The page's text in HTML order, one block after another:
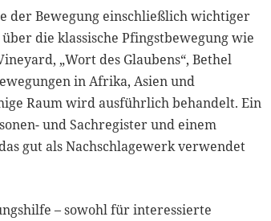
der Bewegung einschließlich wichtiger
die klassische Pfingstbewegung wie
„Wort des Glaubens“, Bethel
in Afrika, Asien und
Raum wird ausführlich behandelt. Ein
und Sachregister und einem
gut als Nachschlagewerk verwendet
– sowohl für interessierte